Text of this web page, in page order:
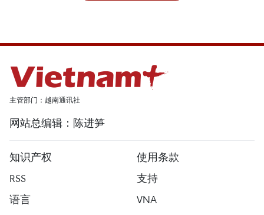
主管部门：越南通讯社
网站总编辑：陈进笋
知识产权
使用条款
RSS
支持
语言
VNA